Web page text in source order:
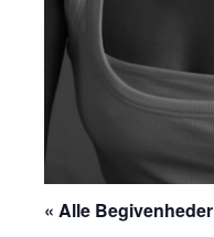
« Alle Begivenheder